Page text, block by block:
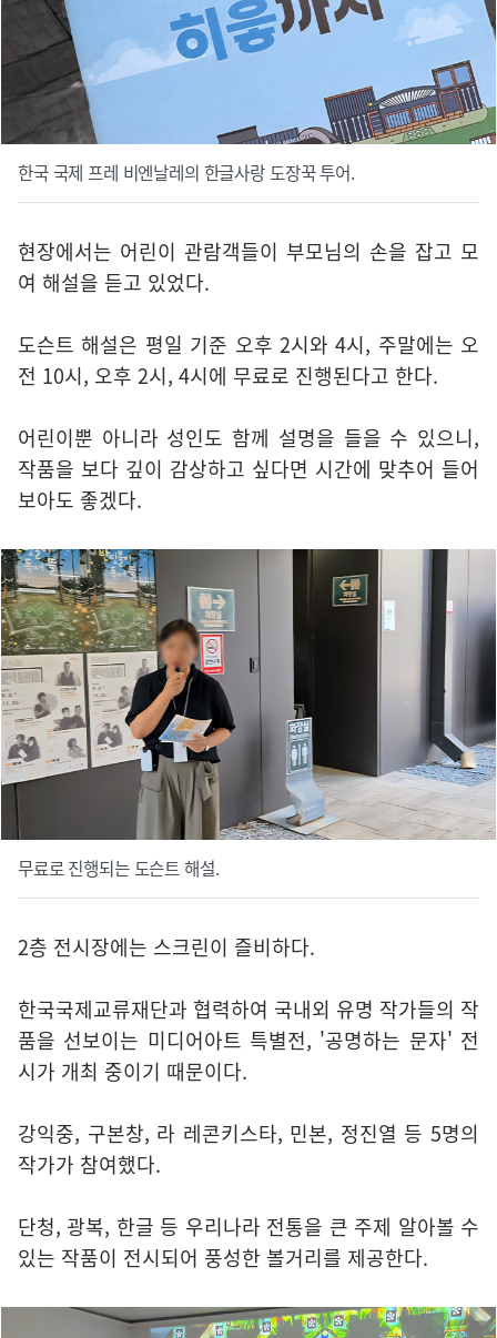
한국 국제 프레 비엔날레의 한글사랑 도장꾹 투어.
현장에서는 어린이 관람객들이 부모님의 손을 잡고 모
여 해설을 듣고 있었다.
도슨트 해설은 평일 기준 오후 2시와 4시, 주말에는 오
전 10시, 오후 2시, 4시에 무료로 진행된다고 한다.
어린이뿐 아니라 성인도 함께 설명을 들을 수 있으니,
작품을 보다 깊이 감상하고 싶다면 시간에 맞추어 들어
보아도 좋겠다.
무료로 진행되는 도슨트 해설.
2층 전시장에는 스크린이 즐비하다.
한국국제교류재단과 협력하여 국내외 유명 작가들의 작
품을 선보이는 미디어아트 특별전, '공명하는 문자' 전
시가 개최 중이기 때문이다.
강익중, 구본창, 라 레콘키스타, 민본, 정진열 등 5명의
작가가 참여했다.
단청, 광복, 한글 등 우리나라 전통을 큰 주제 알아볼 수
있는 작품이 전시되어 풍성한 볼거리를 제공한다.